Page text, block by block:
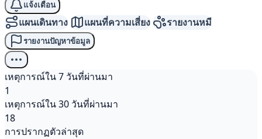
แจ้งเตือน
แผนเดินทาง แผนที่ความเสี่ยง รายงานหมี
รายงานปัญหาข้อมูล
เหตุการณ์ใน 7 วันที่ผ่านมา
1
เหตุการณ์ใน 30 วันที่ผ่านมา
18
การปรากฏตัวล่าสุด